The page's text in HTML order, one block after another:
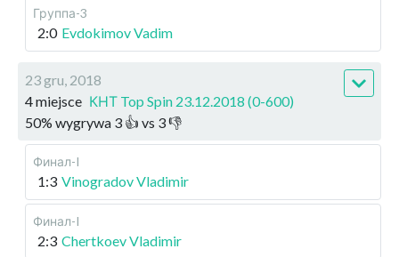
Группа-3
2:0 Evdokimov Vadim
23 gru, 2018
4 miejsce КНТ Top Spin 23.12.2018 (0-600)
50% wygrywa 3 👍 vs 3👎
Финал-I
1:3 Vinogradov Vladimir
Финал-I
2:3 Chertkoev Vladimir